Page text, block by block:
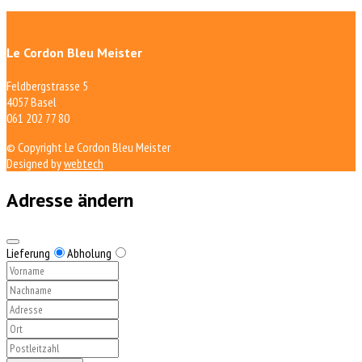
Le Cordon Bleu Meister
Feldbergstrasse 5
4057 Basel
061 202 77 80
© Copyright Le Cordon Bleu Meister
Designed bywebtech
Adresse ändern
Lieferung Abholung